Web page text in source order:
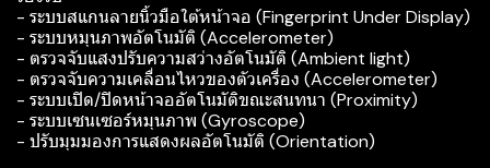
- ระบบสแกนลายนิ้วมือใต้หน้าจอ (Fingerprint Under Display)
- ระบบหมุนภาพอัตโนมัติ (Accelerometer)
- ตรวจจับแสงปรับความสว่างอัตโนมัติ (Ambient light)
- ตรวจจับความเคลื่อนไหวของตัวเครื่อง (Accelerometer)
- ระบบเปิด/ปิดหน้าจออัตโนมัติขณะสนทนา (Proximity)
- ระบบเซนเซอร์หมุนภาพ (Gyroscope)
- ปรับมุมมองการแสดงผลอัตโนมัติ (Orientation)